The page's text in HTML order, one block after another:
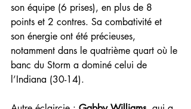
son équipe (6 prises), en plus de 8
points et 2 contres. Sa combativité et
son énergie ont été précieuses,
notamment dans le quatrième quart où le
banc du Storm a dominé celui de
l’Indiana (30-14).